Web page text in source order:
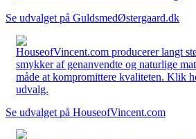
Se udvalget på GuldsmedØstergaard.dk
HouseofVincent.com producerer langt
smykker af genanvendte og naturlige
måde at kompromittere kvaliteten. Klik
udvalg.
Se udvalget på HouseofVincent.com